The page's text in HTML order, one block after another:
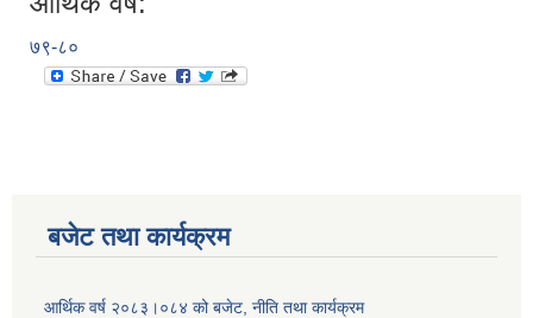
७९-८०
बजेट तथा कार्यक्रम
आर्थिक वर्ष २०८३।०८४ को बजेट, नीति तथा कार्यक्रम